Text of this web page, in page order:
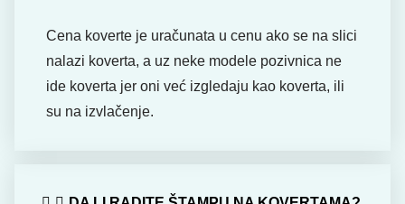
Cena koverte je uračunata u cenu ako se na slici
nalazi koverta, a uz neke modele pozivnica ne
ide koverta jer oni već izgledaju kao koverta, ili
su na izvlačenje.